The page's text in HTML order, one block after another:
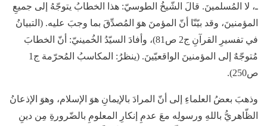
ـ، لا المُسلمينَ. قالَ الشّيخُ الطوسيّ: هذا الخطابُ يتوجّهُ إلى جميعِ
المؤمنينَ، وقد بيّنّا أنّ المؤمنَ هوَ المُصدِّقَ بما وجبَ عليه. (التبيانُ
في تفسيرِ القرآنِ ج2 ص81)، وأفادَ السيّدُ الخُمينيّ: أنّ الخطابَ
مُتوجّهٌ إلى المؤمنينَ الواقعيّينَ. (ينظرُ: المكاسبُ المُحرّمة ج1
ص250).
وذهبَ بعضُ العلماءِ إلى أنّ المرادَ بالإيمانِ هوَ الإسلام، وهوَ الإذعانُ
الظّاهريُّ باللهِ ورسولِه معَ عدمِ إنكارِ المعلومِ بالضّرورةِ مِن دينِ